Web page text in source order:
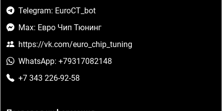
Telegram: EuroCT_bot
Max: Евро Чип Тюнинг
https://vk.com/euro_chip_tuning
WhatsApp: +79317082148
+7 343 226-92-58